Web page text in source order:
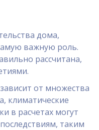
дома,
важную роль.
рассчитана,
от множества
климатические
в расчетах могут
таким